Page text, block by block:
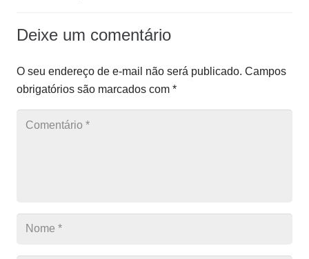
Deixe um comentário
O seu endereço de e-mail não será publicado. Campos
obrigatórios são marcados com *